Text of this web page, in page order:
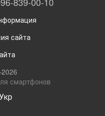
сайта
смартфонов